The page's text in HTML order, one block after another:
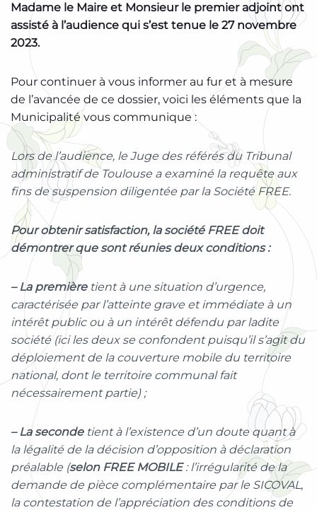
Madame le Maire et Monsieur le premier adjoint ont
assisté à l’audience qui s’est tenue le 27 novembre
2023.
Pour continuer à vous informer au fur et à mesure
de l’avancée de ce dossier, voici les éléments que la
Municipalité vous communique :
Lors de l’audience, le Juge des référés du Tribunal
administratif de Toulouse a examiné la requête aux
fins de suspension diligentée par la Société FREE.
Pour obtenir satisfaction, la société FREE doit
démontrer que sont réunies deux conditions :
– La premièretient à une situation d’urgence,
caractérisée par l’atteinte grave et immédiate à un
intérêt public ou à un intérêt défendu par ladite
société (ici les deux se confondent puisqu’il s’agit du
déploiement de la couverture mobile du territoire
national, dont le territoire communal fait
nécessairement partie) ;
– La secondetient à l’existence d’un doute quant à
la légalité de la décision d’opposition à déclaration
préalable (selon FREE MOBILE: l’irrégularité de la
demande de pièce complémentaire par le SICOVAL,
la contestation de l’appréciation des conditions de